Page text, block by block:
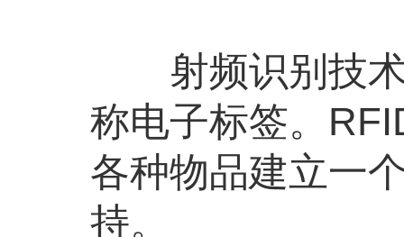
射频识别技术
称电子标签。
各种物品建立一
持。